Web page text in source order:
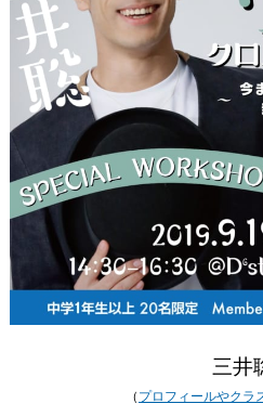
三井
（プロフィールやクラ